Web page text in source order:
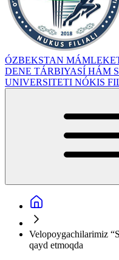
ÓZBEKSTAN
DENE TÁRBIYASÍ HÁM
UNIVERSITETI NÓKIS
Velopoygachilarimiz
qayd etmoqda